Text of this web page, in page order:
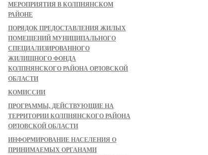
МЕРОПРИЯТИЯ В КОЛПНЯНСКОМ
РАЙОНЕ
ПОРЯДОК ПРЕДОСТАВЛЕНИЯ ЖИЛЫХ
ПОМЕЩЕНИЙ МУНИЦИПАЛЬНОГО
СПЕЦИАЛИЗИРОВАННОГО
ЖИЛИЩНОГО ФОНДА
КОЛПНЯНСКОГО РАЙОНА ОРЛОВСКОЙ
ОБЛАСТИ
КОМИССИИ
ПРОГРАММЫ, ДЕЙСТВУЮЩИЕ НА
ТЕРРИТОРИИ КОЛПНЯНСКОГО РАЙОНА
ОРЛОВСКОЙ ОБЛАСТИ
ИНФОРМИРОВАНИЕ НАСЕЛЕНИЯ О
ПРИНИМАЕМЫХ ОРГАНАМИ